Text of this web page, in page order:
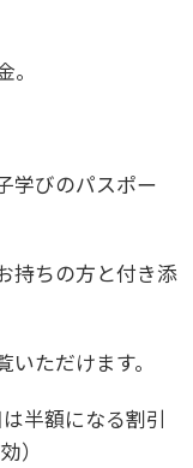
学びのパスポー
持ちの方と付き添
ただけます。
半額になる割引
）